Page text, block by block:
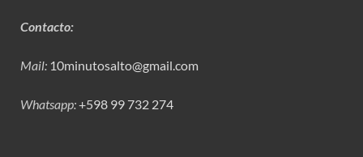
Contacto:
Mail: 10minutosalto@gmail.com
Whatsapp:+598 99 732 274